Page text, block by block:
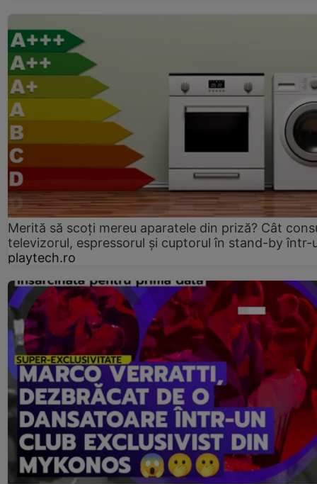
Merită să scoți mereu aparatele din priză? Cât
televizorul, espressorul și cuptorul în stand-by într-
playtech.ro